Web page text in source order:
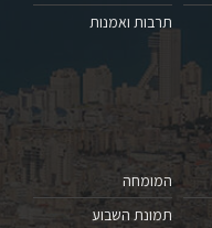
תרבות ואמנות
המומחה
תמונת השבוע